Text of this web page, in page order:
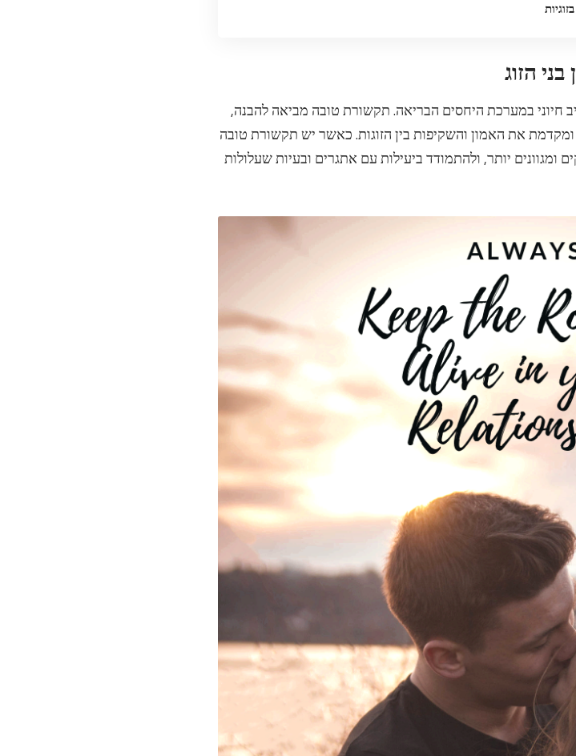
חיוני במערכת היחסים הבריאה. תקשורת טובה מביאה להבנה,
את האמון והשקיפות בין הזוגות. כאשר יש תקשורת טובה
ומגוונים יותר, ולהתמודד ביעילות עם אתגרים ובעיות שעלולות